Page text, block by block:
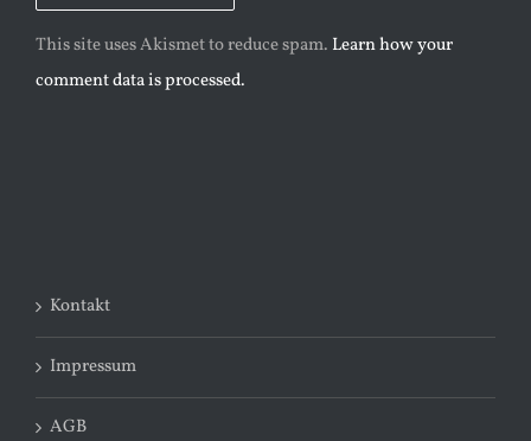
This site uses Akismet to reduce spam. Learn how your
comment data is processed.
Kontakt
Impressum
AGB